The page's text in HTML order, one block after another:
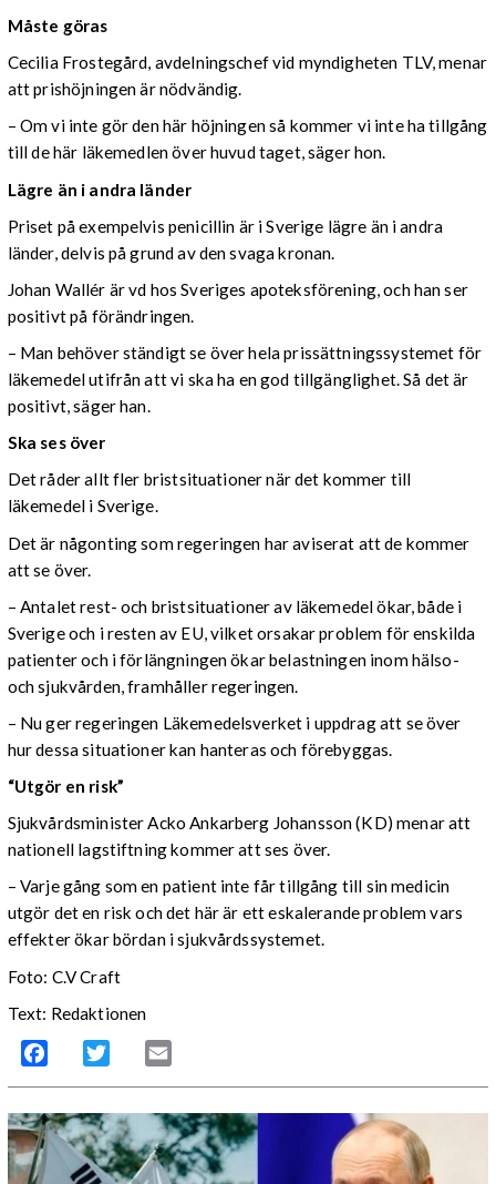
Måste göras
Cecilia Frostegård, avdelningschef vid myndigheten TLV, menar
att prishöjningen är nödvändig.
– Om vi inte gör den här höjningen så kommer vi inte ha tillgång
till de här läkemedlen över huvud taget, säger hon.
Lägre än i andra länder
Priset på exempelvis penicillin är i Sverige lägre än i andra
länder, delvis på grund av den svaga kronan.
Johan Wallér är vd hos Sveriges apoteksförening, och han ser
positivt på förändringen.
– Man behöver ständigt se över hela prissättningssystemet för
läkemedel utifrån att vi ska ha en god tillgänglighet. Så det är
positivt, säger han.
Ska ses över
Det råder allt fler bristsituationer när det kommer till
läkemedel i Sverige.
Det är någonting som regeringen har aviserat att de kommer
att se över.
– Antalet rest- och bristsituationer av läkemedel ökar, både i
Sverige och i resten av EU, vilket orsakar problem för enskilda
patienter och i förlängningen ökar belastningen inom hälso-
och sjukvården, framhåller regeringen.
– Nu ger regeringen Läkemedelsverket i uppdrag att se över
hur dessa situationer kan hanteras och förebyggas.
“Utgör en risk”
Sjukvårdsminister Acko Ankarberg Johansson (KD) menar att
nationell lagstiftning kommer att ses över.
– Varje gång som en patient inte får tillgång till sin medicin
utgör det en risk och det här är ett eskalerande problem vars
effekter ökar bördan i sjukvårdssystemet.
Foto: C.V Craft
Text: Redaktionen
Facebook Twitter